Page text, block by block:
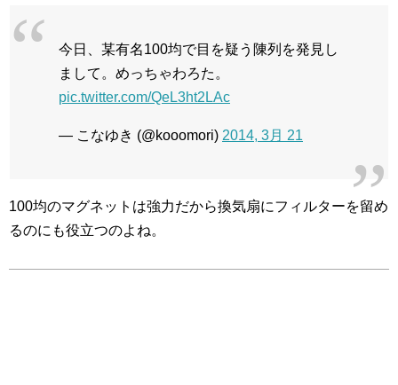
今日、某有名100均で目を疑う陳列を発見し
まして。めっちゃわろた。
pic.twitter.com/QeL3ht2LAc
— こなゆき (@kooomori) 2014, 3月 21
100均のマグネットは強力だから換気扇にフィルターを留め
るのにも役立つのよね。